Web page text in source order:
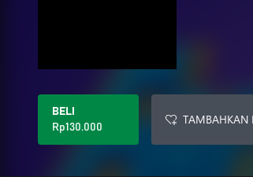
BELI
Rp130.000
TAMBAHKAN